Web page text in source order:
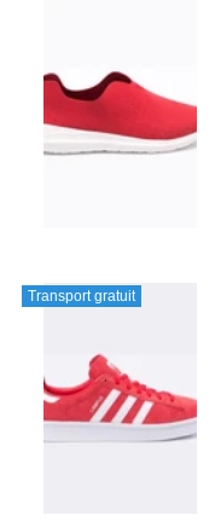
Transport gratuit